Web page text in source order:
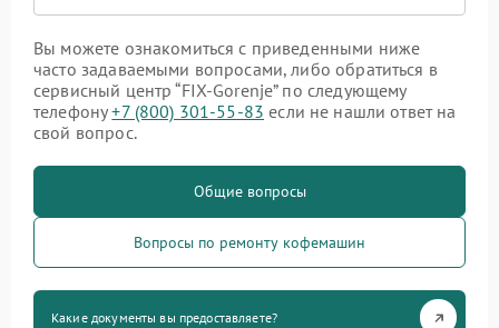
Вы можете ознакомиться с приведенными ниже
часто задаваемыми вопросами, либо обратиться в
сервисный центр “FIX-Gorenje” по следующему
телефону+7 (800) 301-55-83 если не нашли ответ на
свой вопрос.
Общие вопросы
Вопросы по ремонту кофемашин
Какие документы вы предоставляете?